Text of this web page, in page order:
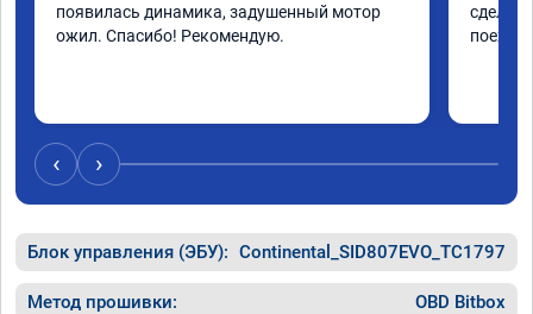
появилась динамика, задушенный мотор
ожил. Спасибо! Рекомендую.
‹ ›
Блок управления (ЭБУ): Continental_SID807EVO_TC1797
Метод прошивки: OBD Bitbox